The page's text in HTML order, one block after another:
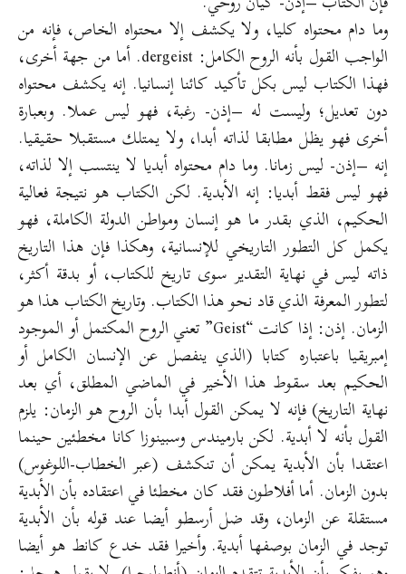
وما دام محتواه كليا، ولا يكشف إلا محتواه الخاص، فإنه من
الواجب القول بأنه الروح الكامل: dergeist. أما من جهة أخرى،
فهذا الكتاب ليس بكل تأكيد كائنا إنسانيا. إنه يكشف محتواه
دون تعديل؛ وليست له –إذن- رغبة، فهو ليس عملا. وبعبارة
أخرى فهو يظل مطابقا لذاته أبدا، ولا يمتلك مستقبلا حقيقيا.
إنه –إذن- ليس زمانا. وما دام محتواه أبديا لا ينتسب إلا لذاته،
فهو ليس فقط أبديا: إنه الأبدية. لكن الكتاب هو نتيجة فعالية
الحكيم، الذي بقدر ما هو إنسان ومواطن الدولة الكاملة، فهو
يكمل كل التطور التاريخي للإنسانية، وهكذا فإن هذا التاريخ
ذاته ليس في نهاية التقدير سوى تاريخ للكتاب، أو بدقة أكثر،
لتطور المعرفة الذي قاد نحو هذا الكتاب. وتاريخ الكتاب هذا هو
الزمان. إذن: إذا كانت “Geist” تعني الروح المكتمل أو الموجود
إمبريقيا باعتباره كتابا (الذي ينفصل عن الإنسان الكامل أو
الحكيم بعد سقوط هذا الأخير في الماضي المطلق، أي بعد
نهاية التاريخ) فإنه لا يمكن القول أبدا بأن الروح هو الزمان: يلزم
القول بأنه لا أبدية. لكن بارميندس وسبينوزا كانا مخطئين حينما
اعتقدا بأن الأبدية يمكن أن تنكشف (عبر الخطاب-اللوغوس)
بدون الزمان. أما أفلاطون فقد كان مخطئا في اعتقاده بأن الأبدية
مستقلة عن الزمان، وقد ضل أرسطو أيضا عند قوله بأن الأبدية
توجد في الزمان بوصفها أبدية. وأخيرا فقد خدع كانط هو أيضا